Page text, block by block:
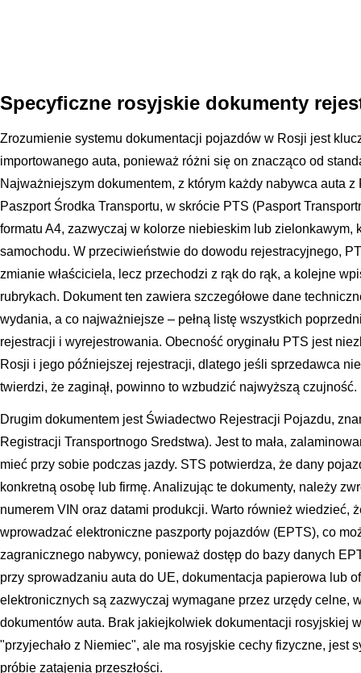
Specyficzne rosyjskie dokumenty
Zrozumienie systemu dokumentacji pojazdów w Rosji jest
importowanego auta, ponieważ różni się on znacząco od
Najważniejszym dokumentem, z którym każdy nabywca auta
Paszport Środka Transportu, w skrócie PTS (Pasport
formatu A4, zazwyczaj w kolorze niebieskim lub zielonkawym,
samochodu. W przeciwieństwie do dowodu rejestracyjnego,
zmianie właściciela, lecz przechodzi z rąk do rąk, a kolejne
rubrykach. Dokument ten zawiera szczegółowe dane
wydania, a co najważniejsze – pełną listę wszystkich
rejestracji i wyrejestrowania. Obecność oryginału PTS jest
Rosji i jego późniejszej rejestracji, dlatego jeśli sprzedawca
twierdzi, że zaginął, powinno to wzbudzić najwyższą czujność.
Drugim dokumentem jest Świadectwo Rejestracji Pojazdu,
Registracji Transportnogo Sredstwa). Jest to mała,
mieć przy sobie podczas jazdy. STS potwierdza, że dany
konkretną osobę lub firmę. Analizując te dokumenty, należy
numerem VIN oraz datami produkcji. Warto również wiedzieć,
wprowadzać elektroniczne paszporty pojazdów (EPTS), co
zagranicznego nabywcy, ponieważ dostęp do bazy danych
przy sprowadzaniu auta do UE, dokumentacja papierowa lub
elektronicznych są zazwyczaj wymagane przez urzędy celne,
dokumentów auta. Brak jakiejkolwiek dokumentacji rosyjskiej
"przyjechało z Niemiec", ale ma rosyjskie cechy fizyczne, jest
próbie zatajenia przeszłości.